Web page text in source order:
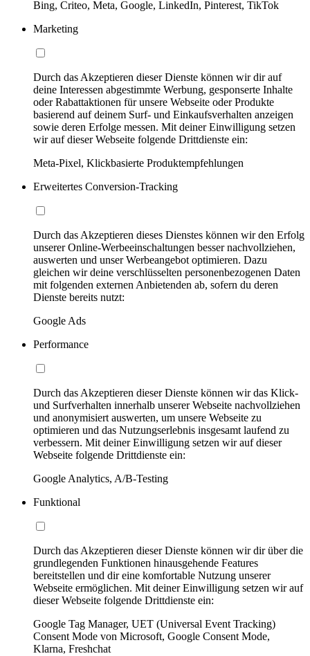
Bing, Criteo, Meta, Google, LinkedIn, Pinterest, TikTok
Marketing
Durch das Akzeptieren dieser Dienste können wir dir auf
deine Interessen abgestimmte Werbung, gesponserte Inhalte
oder Rabattaktionen für unsere Webseite oder Produkte
basierend auf deinem Surf- und Einkaufsverhalten anzeigen
sowie deren Erfolge messen. Mit deiner Einwilligung setzen
wir auf dieser Webseite folgende Drittdienste ein:
Meta-Pixel, Klickbasierte Produktempfehlungen
Erweitertes Conversion-Tracking
Durch das Akzeptieren dieses Dienstes können wir den Erfolg
unserer Online-Werbeeinschaltungen besser nachvollziehen,
auswerten und unser Werbeangebot optimieren. Dazu
gleichen wir deine verschlüsselten personenbezogenen Daten
mit folgenden externen Anbietenden ab, sofern du deren
Dienste bereits nutzt:
Google Ads
Performance
Durch das Akzeptieren dieser Dienste können wir das Klick-
und Surfverhalten innerhalb unserer Webseite nachvollziehen
und anonymisiert auswerten, um unsere Webseite zu
optimieren und das Nutzungserlebnis insgesamt laufend zu
verbessern. Mit deiner Einwilligung setzen wir auf dieser
Webseite folgende Drittdienste ein:
Google Analytics, A/B-Testing
Funktional
Durch das Akzeptieren dieser Dienste können wir dir über die
grundlegenden Funktionen hinausgehende Features
bereitstellen und dir eine komfortable Nutzung unserer
Webseite ermöglichen. Mit deiner Einwilligung setzen wir auf
dieser Webseite folgende Drittdienste ein:
Google Tag Manager, UET (Universal Event Tracking)
Consent Mode von Microsoft, Google Consent Mode,
Klarna, Freshchat